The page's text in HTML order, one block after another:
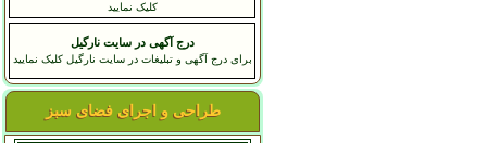
کلیک نمایید
درج آگهی در سایت نارگیل
برای درج آگهی و تبلیغات در سایت نارگیل کلیک نمایید
طراحی و اجرای فضای سبز